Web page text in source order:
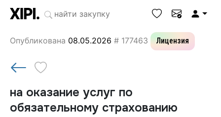
Опубликована 08.05.2026 # 177463 Лицензия
на оказание услуг по
обязательному страхованию